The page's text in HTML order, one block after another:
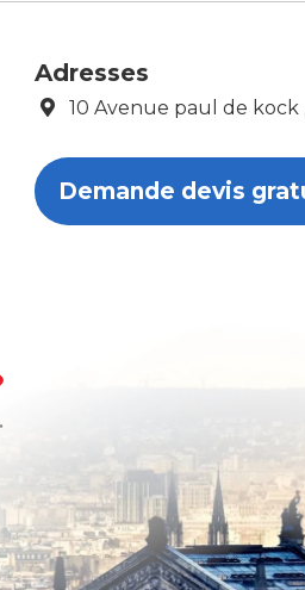
Adresses
10 Avenue paul de kock
Demande devis